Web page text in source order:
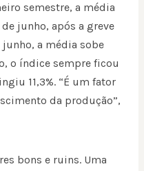
semestre, a média
junho, após a greve
a média sobe
o índice sempre ficou
11,3%. “É um fator
da produção”,
bons e ruins. Uma